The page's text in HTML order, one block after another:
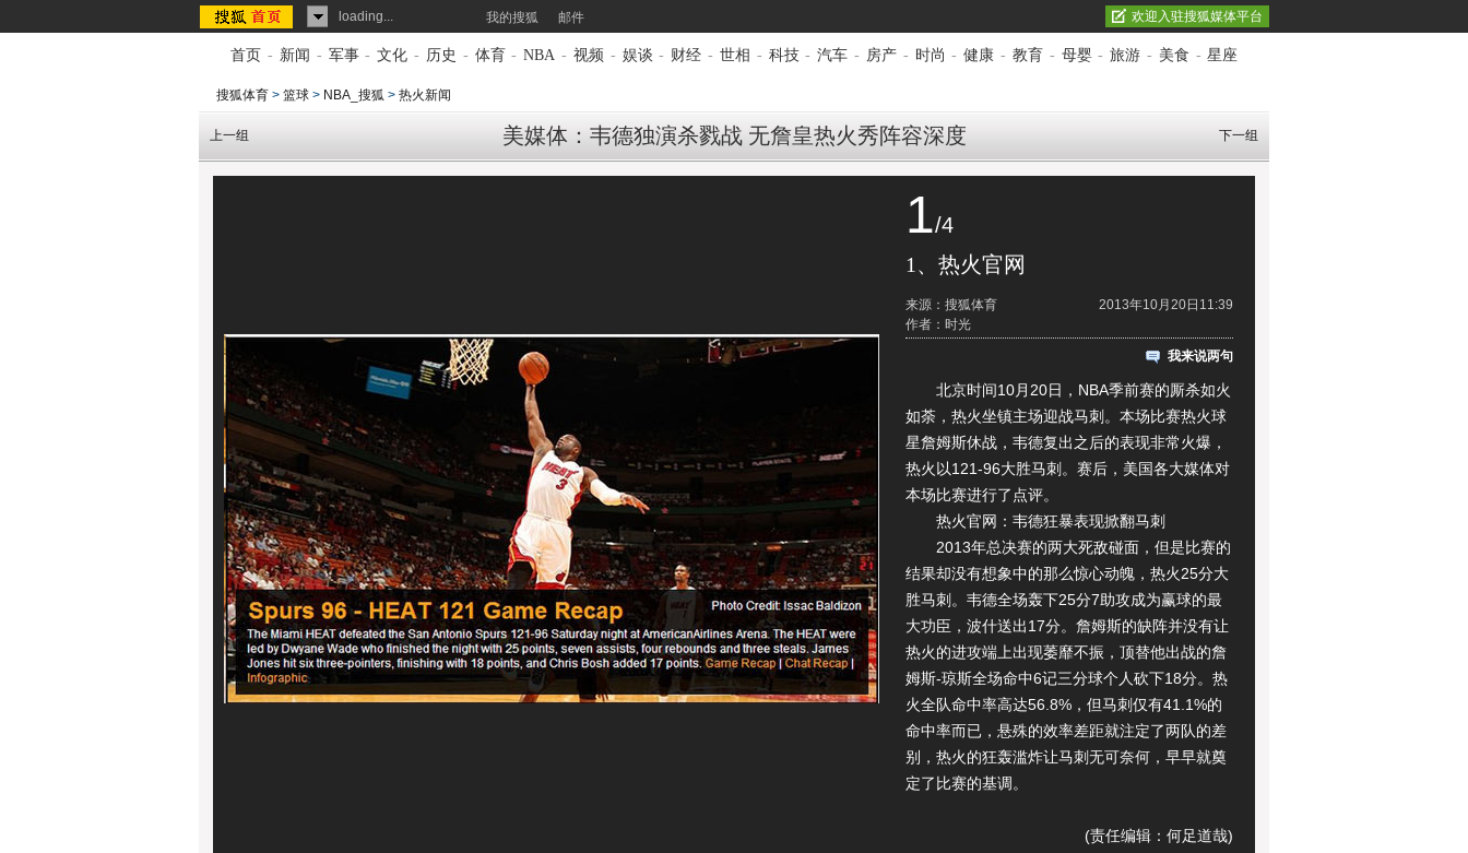
loading... 我的搜狐 邮件 欢迎入驻搜狐媒体平台
首页 - 新闻 - 军事 - 文化 - 历史 - 体育 - NBA - 视频 - 娱谈 - 财经 - 世相 - 科技 - 汽车 - 房产 - 时尚 - 健康 - 教育 - 母婴 - 旅游 - 美食 - 星座
搜狐体育 > 篮球 > NBA_搜狐 > 热火新闻
美媒体：韦德独演杀戮战 无詹皇热火秀阵容深度
上一组 下一组
1/4
1、热火官网
2013年10月20日11:39
来源：搜狐体育
作者：时光
我来说两句
北京时间10月20日， NBA季前赛的厮杀如火
如荼，热火坐镇主场迎战马刺。本场比赛热火球
星詹姆斯休战，韦德复出之后的表现非常火爆，
热火以121-96大胜马刺。赛后， 美国各大媒体对
本场比赛进行了点评。
热火官网：韦德狂暴表现掀翻马刺
2013年总决赛的两大死敌碰面，但是比赛的
结果却没有想象中的那么惊心动魄，热火25分大
胜马刺。韦德全场轰下25分7助攻成为赢球的最
大功臣，波什送出17分。詹姆斯的缺阵并没有让
热火的进攻端上出现萎靡不振，顶替他出战的詹
姆斯-琼斯全场命中6记三分球个人砍下18分。热
火全队命中率高达56.8%，但马刺仅有41.1%的
命中率而已，悬殊的效率差距就注定了两队的差
别，热火的狂轰滥炸让马刺无可奈何，早早就奠
定了比赛的基调。
(责任编辑：何足道哉)